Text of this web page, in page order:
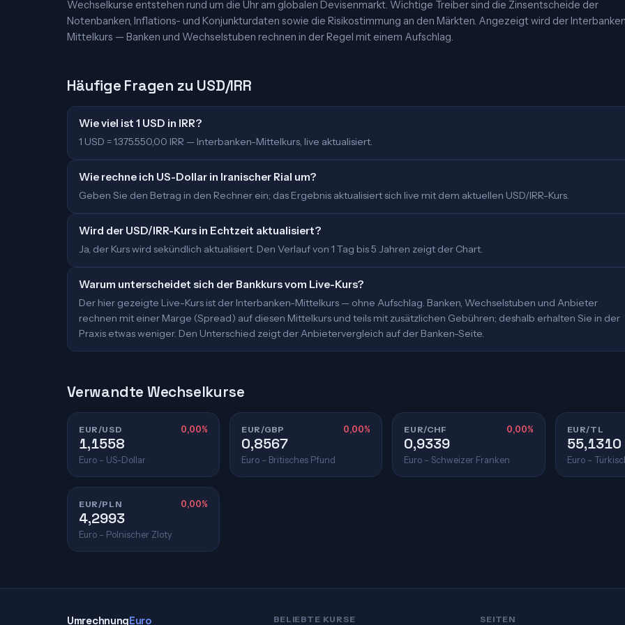
Wechselkurse entstehen rund um die Uhr am globalen Devisenmarkt. Wichtige Treiber sind die Zinsentscheide der
Notenbanken, Inflations- und Konjunkturdaten sowie die Risikostimmung an den Märkten. Angezeigt wird der
Mittelkurs — Banken und Wechselstuben rechnen in der Regel mit einem Aufschlag.
Häufige Fragen zu USD/IRR
Wie viel ist 1 USD in IRR?
1 USD = 1.375.550,00 IRR — Interbanken-Mittelkurs, live aktualisiert.
Wie rechne ich US-Dollar in Iranischer Rial um?
Geben Sie den Betrag in den Rechner ein; das Ergebnis aktualisiert sich live mit dem aktuellen USD/IRR-Kurs.
Wird der USD/IRR-Kurs in Echtzeit aktualisiert?
Ja, der Kurs wird sekündlich aktualisiert. Den Verlauf von 1 Tag bis 5 Jahren zeigt der Chart.
Warum unterscheidet sich der Bankkurs vom Live-Kurs?
Der hier gezeigte Live-Kurs ist der Interbanken-Mittelkurs — ohne Aufschlag. Banken, Wechselstuben und Anbieter
rechnen mit einer Marge (Spread) auf diesen Mittelkurs und teils mit zusätzlichen Gebühren; deshalb erhalten Sie in der
Praxis etwas weniger. Den Unterschied zeigt der Anbietervergleich auf der Banken-Seite.
Verwandte Wechselkurse
EUR/USD 0,00%
1,1558
Euro – US-Dollar
EUR/GBP 0,00%
0,8567
Euro – Britisches Pfund
EUR/CHF 0,00%
0,9339
Euro – Schweizer Franken
EUR/TL
55,1310
Euro –
EUR/PLN 0,00%
4,2993
Euro – Polnischer Zloty
UmrechnungEuro BELIEBTE KURSE SEITEN